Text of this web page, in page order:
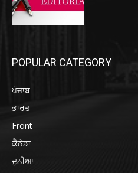
POPULAR CATEGORY
ਪੰਜਾਬ
ਭਾਰਤ
Front
ਕੈਨੇਡਾ
ਦੁਨੀਆ